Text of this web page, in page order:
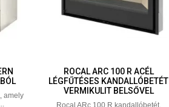
amely
ROCAL ARC 100 R ACÉL
LÉGFŰTÉSES KANDALLÓBETÉT
VERMIKULIT BELSŐVEL
Rocal ARc 100 R kandallóbetét,